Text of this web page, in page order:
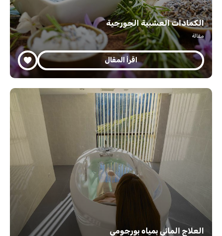
الكمادات العشبية الجورجية
مقالة
اقرأ المقال
العلاج المائي بمياه بورجومي